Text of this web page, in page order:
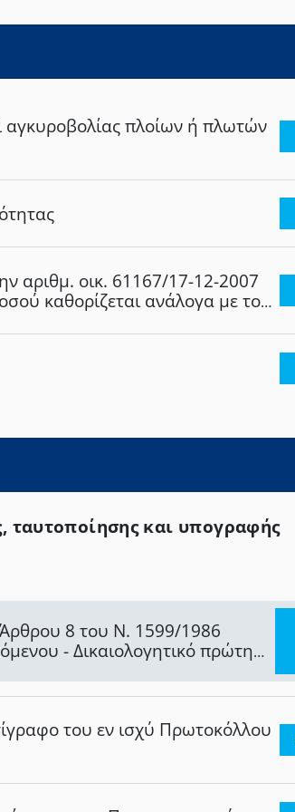
1936, όπως ισχύει, και σε
έστω και μερική
αγκυροβολίας πλοίων ή πλωτών
αριθμ. οικ. 61167/17-12-2007
καθορίζεται ανάλογα με τον
πόλεις 75€):
ταυτοποίησης και υπογραφής
8 του Ν. 1599/1986
- Δικαιολογητικό πρώτης
του εν ισχύ Πρωτοκόλλου